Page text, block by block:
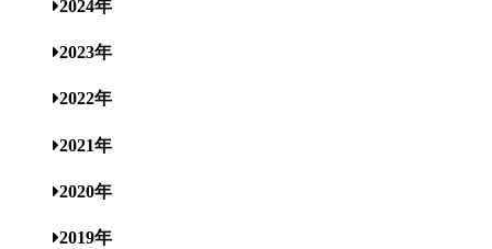
2024年
2023年
2022年
2021年
2020年
2019年